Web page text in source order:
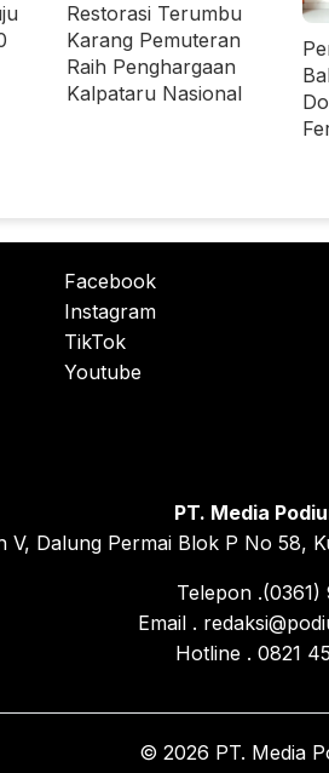
Restorasi Terumbu
Karang Pemuteran
Raih Penghargaan
Kalpataru Nasional
Facebook
Instagram
TikTok
Youtube
PT. Media
V, Dalung Permai Blok P No 58,
Telepon .(0361)
Email .
Hotline . 0821
© 2026 PT. Media